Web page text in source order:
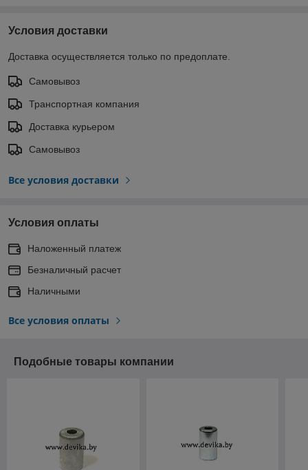
Условия доставки
Доставка осуществляется только по предоплате.
Самовывоз
Транспортная компания
Доставка курьером
Самовывоз
Все условия доставки
Условия оплаты
Наложенный платеж
Безналичный расчет
Наличными
Все условия оплаты
Подобные товары компании